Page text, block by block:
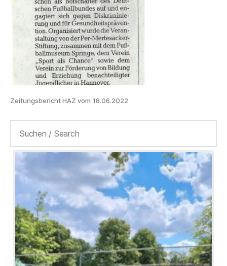
Zeitungsbericht HAZ vom 18.06.2022